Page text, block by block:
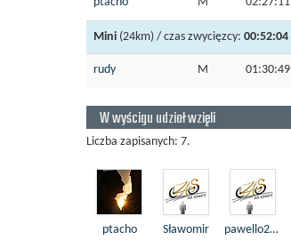
Mini (24km) / czas zwycięzcy: 00:52:04
rudy M 01:30:49
W wyścigu udział wzięli
Liczba zapisanych: 7.
ptacho Sławomir pawello2035